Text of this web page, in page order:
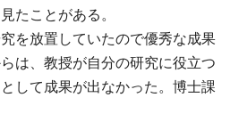
たことがある。
を放置していたので優秀な成果
は、教授が自分の研究に役立つ
して成果が出なかった。博士課